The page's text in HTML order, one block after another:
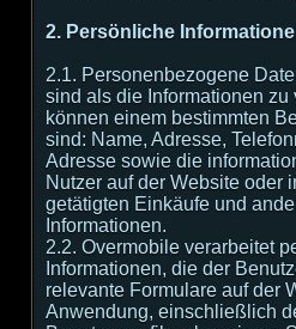
2. Persönliche
2.1. Personenbezogene
sind als die Informationen zu
können einem bestimmten
sind: Name, Adresse,
Adresse sowie die
Nutzer auf der Website oder
getätigten Einkäufe und
Informationen.
2.2. Overmobile verarbeitet
Informationen, die der
relevante Formulare auf der
Anwendung, einschließlich